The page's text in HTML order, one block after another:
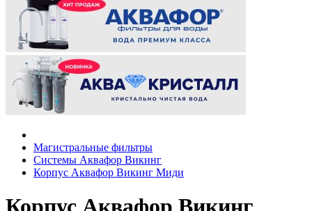
Магистральные фильтры
Системы Аквафор Викинг
Корпус Аквафор Викинг Миди